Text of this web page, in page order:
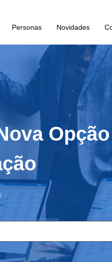
Personas Novidades